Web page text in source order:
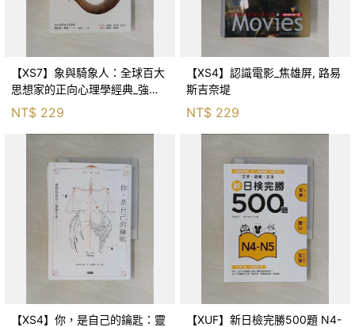
【XS7】象與騎象人：全球百大
思想家的正向心理學經典_強納
森．海德, 李靜瑤
NT$ 229
【XS4】認識電影_焦雄屏, 路易
斯吉奈堤
NT$ 229
【XS4】你，是自己的鑰匙：靈
【XUF】新日檢完勝500題 N4-